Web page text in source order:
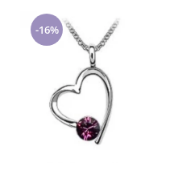
-16%